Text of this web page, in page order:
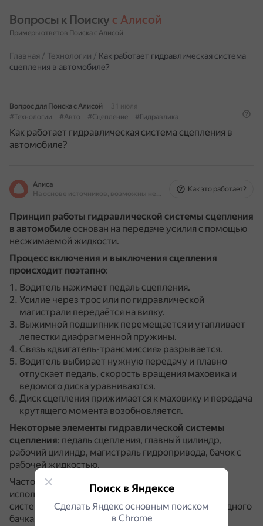
Вопросы к Поиску с Алисой
Примеры ответов Поиска с Алисой
Главная / Технологии / Как работает гидравлическая система
сцепления в автомобиле?
Вопрос для Поиска с Алисой
31 июля
#Технологии
#Авто #Сцепление #Гидравлика
Как работает гидравлическая система сцепления в
автомобиле?
Алиса
На основе источников, возможны неточности
Как это работает?
Принцип работы гидравлической системы сцепления
в автомобилеоснован на передаче усилия с помощью
несжимаемой жидкости.
Процесс включения и выключения сцепления
происходит поэтапно:
Водитель нажимает педаль сцепления.
Усилие через трос или по гидравлической
магистрали передаётся на вилку.
Выжимной подшипник перемещается и утапливает
лепестки диафрагменной пружины.
Связь «двигатель-трансмиссия» разрывается.
Водитель выбирает нужную передачу и плавно
отпускает педаль, скорость вращения маховика и
ведомого диска уравниваются.
Диск сцепления прижимается к маховику и передача
крутящего момента возобновляется.
Некоторые элементы гидравлической системы
сцепления: педаль сцепления, главный цилиндр,
рабочий цилиндр, магистраль гидропривода, бачок с
рабочей жидкостью.
Часто в гидравлических приводах сцепления
используется та же жидкость, что и в тормозной
системе — обе системы питаются жидкостью из одного
бачка.
Поиск в Яндексе
Сделать Яндекс основным поиском
в Сhrome